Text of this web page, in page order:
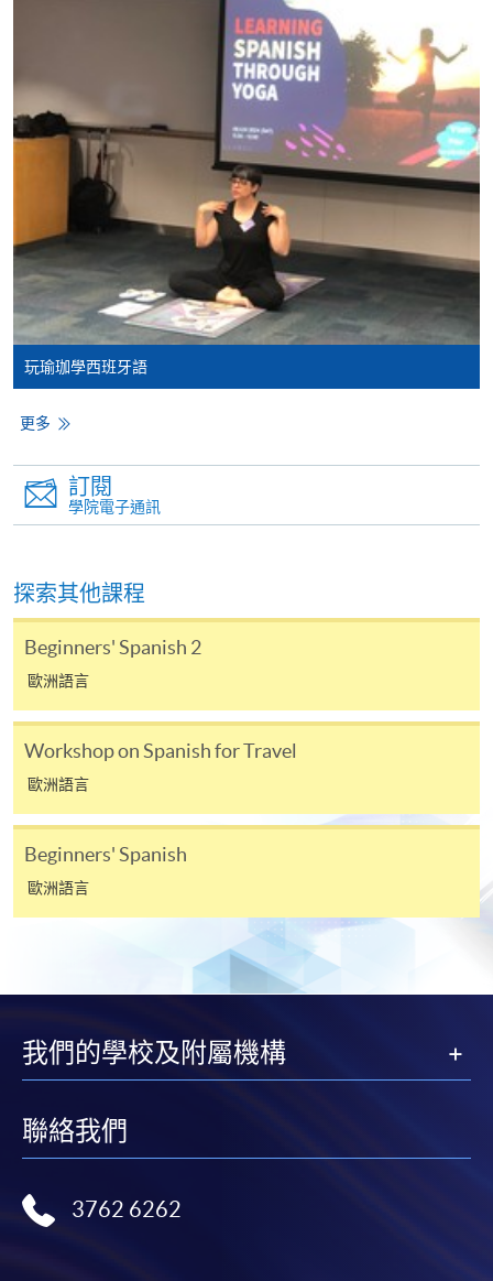
申請學歷頒授及專業課程可能需要其他資料，報名
表可向報名中心或有關課程負責人索取。填妥申請
表格後，請連同報名費/學費以及所需證明文件親
往報名中心或以郵遞方式遞交。
報讀同一學歷頒授課程內其他單元
​學院為學歷頒授課程特設「註冊及學費通知」，適
用於一般學歷頒授課程。
(「通知」)，請填妥有關「通知」，並親往報名中
有關繳費詳情，請參閱付款方法。如對報名程序有任
何疑問，請詳閱個別課程資料，或聯絡有關課程負責
人或報名中心。
選用網上報名服務必須在已接駁互聯網及支援
JavaScript程式瀏覽器的電腦上進行。建議選用
Google Chrome瀏覽器。
申請人不應閒置申請超過10分鐘。否則，申請人
必須重新開始整個申請程序。
網上報名只支援「提早報讀優惠」。如需享用其他
在網上報名過程中，由於提交課程申請和付款在系
統處理上為兩個不同的程序，成功付款並不保證成
功被獲取錄。任何不成功的申請，課程組職員將儘
快與 閣下聯絡。
申請人應注意，不論親身或網上報讀，相同的課
程/科目只可提交一次申請。
確認。另外，確認電子郵件亦會發送到 閣下的電
子郵件帳戶。請保留確定回條作日後查詢用途。
法例規定外，一切已繳費用，概不退還。
請者是否獲取錄。落選的申請人將獲退還已繳交的
玩瑜珈學西班牙語
更多
訂閱
學院電子通訊
探索其他課程
Beginners' Spanish 2
歐洲語言
Workshop on Spanish for Travel
歐洲語言
Beginners' Spanish
歐洲語言
我們的學校及附屬機構
聯絡我們
3762 6262